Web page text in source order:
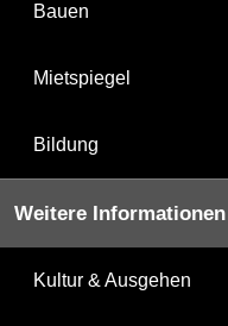
Bauen
Mietspiegel
Bildung
Weitere Informationen
Kultur & Ausgehen